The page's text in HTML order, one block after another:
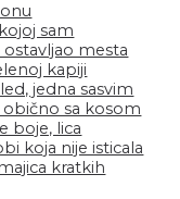
sam
ostavljao mesta
kapiji
jedna sasvim
sa kosom
boje, lica
koja nije isticala
kratkih